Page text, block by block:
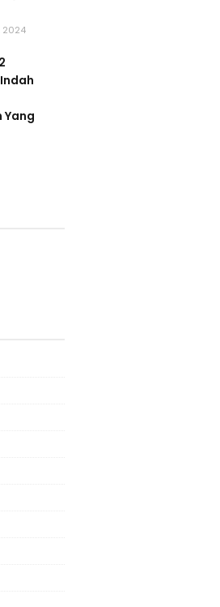
2024
Yang